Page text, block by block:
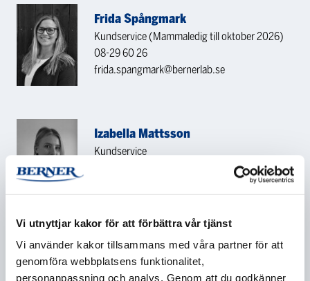
Vi utnyttjar kakor för att förbättra vår tjänst
Vi använder kakor tillsammans med våra partner för att
genomföra webbplatsens funktionalitet,
personanpassning och analys. Genom att du godkänner
Frida Spångmark
Kundservice (Mammaledig till oktober 2026)
08-29 60 26
frida.spangmark@bernerlab.se
Izabella Mattsson
Kundservice
KONTAKTA OSS